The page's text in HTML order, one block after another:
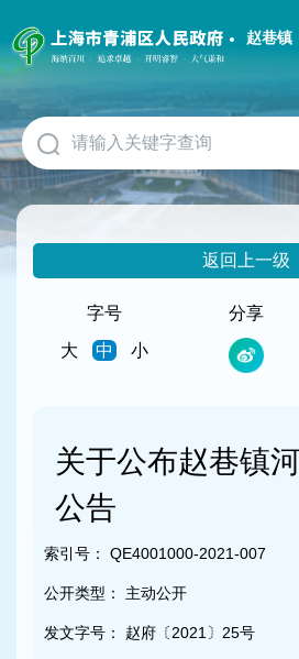
障
碍
作
说
明
跳
到
网
赵巷镇
返回上一级
字号
大
中 小
分享
关于公布赵巷镇
公告
索引号： QE4001000-2021-007
公开类型： 主动公开
发文字号： 赵府〔2021〕25号